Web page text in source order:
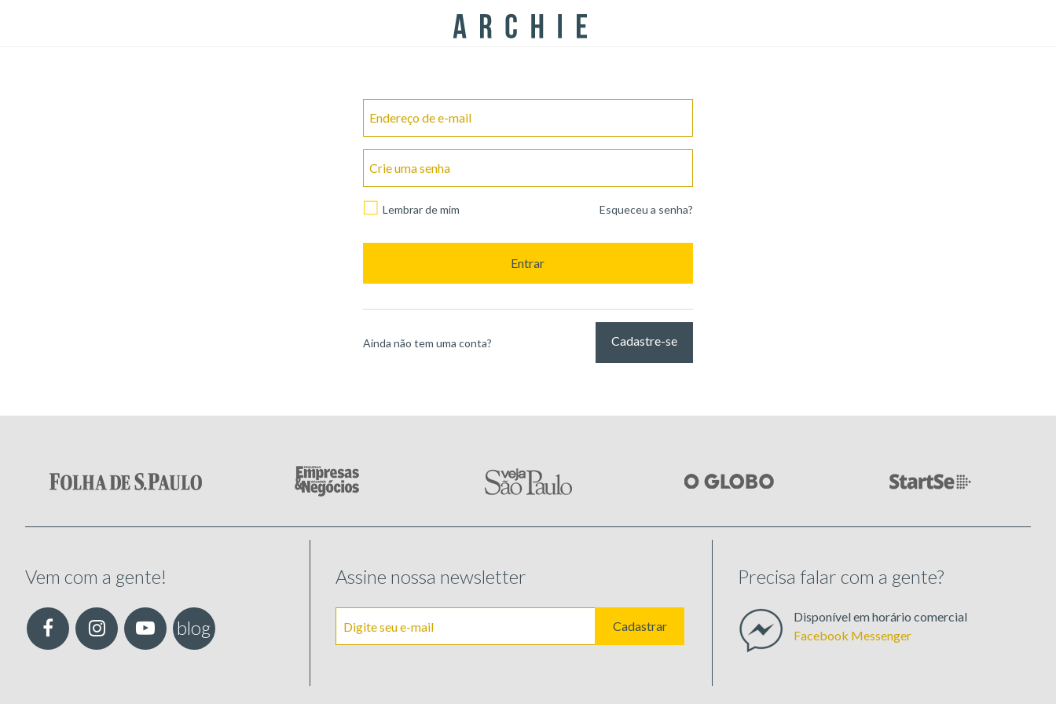
Endereço de e-mail
Crie uma senha
Lembrar de mim Esqueceu a senha?
Entrar
Ainda não tem uma conta? Cadastre-se
Vem com a gente!
blog
Assine nossa newsletter
Cadastrar
Precisa falar com a gente?
Disponível em horário comercial
Facebook Messenger